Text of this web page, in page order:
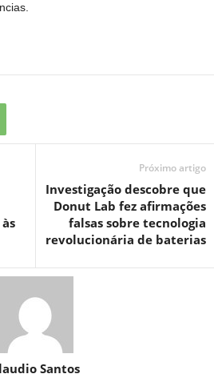
Próximo artigo
Investigação descobre que
Donut Lab fez afirmações
falsas sobre tecnologia
revolucionária de baterias
Santos